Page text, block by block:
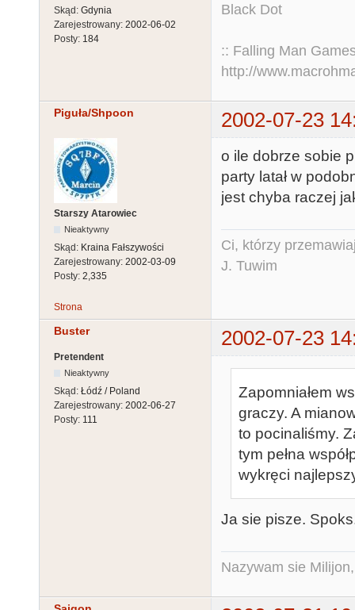
Skąd: Gdynia
Zarejestrowany: 2002-06-02
Posty: 184
Black Dot
:: Falling Man
http://
Piguła/Shpoon 2002-07-23
Starszy Atarowiec
Nieaktywny
Skąd: Kraina Fałszywości
Zarejestrowany: 2002-03-09
Posty: 2,335
o ile dobrze sobie
party latał w
jest chyba raczej
Ci, którzy
J. Tuwim
Strona
Buster 2002-07-23
Pretendent
Nieaktywny
Skąd: Łódź / Poland
Zarejestrowany: 2002-06-27
Posty: 111
Zapomniałem
graczy. A
to pocinaliśmy.
tym pełna
wykręci
Ja sie pisze.
Nazywam sie